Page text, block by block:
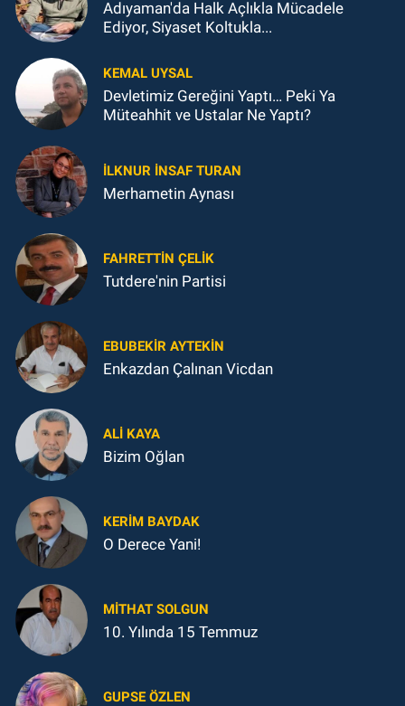
Adıyaman'da Halk Açlıkla Mücadele
Ediyor, Siyaset Koltukla...
KEMAL UYSAL
Devletimiz Gereğini Yaptı… Peki Ya
Müteahhit ve Ustalar Ne Yaptı?
İLKNUR İNSAF TURAN
Merhametin Aynası
FAHRETTIN ÇELİK
Tutdere'nin Partisi
EBUBEKIR AYTEKIN
Enkazdan Çalınan Vicdan
ALI KAYA
Bizim Oğlan
KERIM BAYDAK
O Derece Yani!
MITHAT SOLGUN
10. Yılında 15 Temmuz
GUPSE ÖZLEN